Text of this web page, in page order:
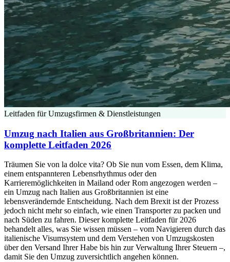
Leitfaden für Umzugsfirmen & Dienstleistungen
Umzug nach Italien aus Großbritannien: Der
komplette Leitfaden 2026
Träumen Sie von la dolce vita? Ob Sie nun vom Essen, dem Klima,
einem entspannteren Lebensrhythmus oder den
Karrieremöglichkeiten in Mailand oder Rom angezogen werden –
ein Umzug nach Italien aus Großbritannien ist eine
lebensverändernde Entscheidung. Nach dem Brexit ist der Prozess
jedoch nicht mehr so einfach, wie einen Transporter zu packen und
nach Süden zu fahren. Dieser komplette Leitfaden für 2026
behandelt alles, was Sie wissen müssen – vom Navigieren durch das
italienische Visumsystem und dem Verstehen von Umzugskosten
über den Versand Ihrer Habe bis hin zur Verwaltung Ihrer Steuern –,
damit Sie den Umzug zuversichtlich angehen können.